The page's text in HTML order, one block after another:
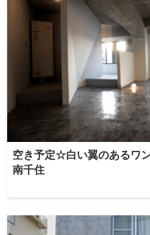
空き予定☆白い翼のあるワ
南千住